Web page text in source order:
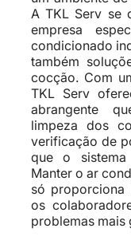
A TKL Serv se
empresa
condicionado
também
cocção. Com
TKL Serv
abrangente
limpeza dos
verificação de
que o
Manter o ar
só
os
problemas mais